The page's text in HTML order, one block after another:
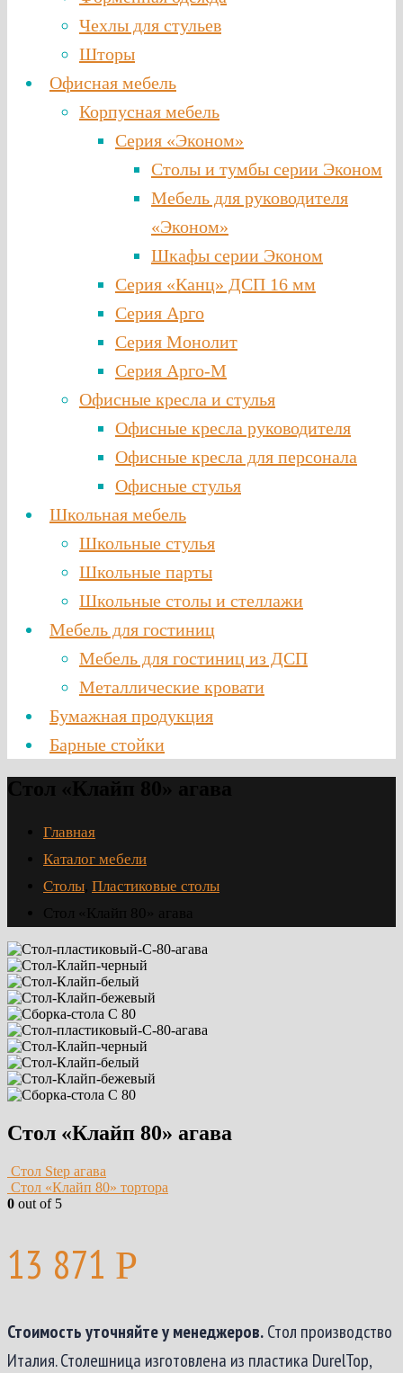
Чехлы для стульев
Шторы
Офисная мебель
Корпусная мебель
Серия «Эконом»
Столы и тумбы серии Эконом
Мебель для руководителя
«Эконом»
Шкафы серии Эконом
Серия «Канц» ДСП 16 мм
Серия Арго
Серия Монолит
Серия Арго-М
Офисные кресла и стулья
Офисные кресла руководителя
Офисные кресла для персонала
Офисные стулья
Школьная мебель
Школьные стулья
Школьные парты
Школьные столы и стеллажи
Мебель для гостиниц
Мебель для гостиниц из ДСП
Металлические кровати
Бумажная продукция
Барные стойки
Главная
Каталог мебели
Столы Пластиковые столы
Стол «Клайп 80» агава
Стол Step агава
Стол «Клайп 80» тортора
0 out of 5
13 871 Р
Стоимость уточняйте у менеджеров.Стол производство
Италия. Столешница изготовлена из пластика DurelTop,